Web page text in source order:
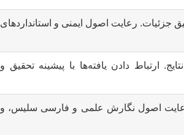
جزئیات. رعایت اصول ایمنی و استانداردهای
ارتباط دادن یافته‌ها با پیشینه تحقیق و
رعایت اصول نگارش علمی و فارسی سلیس، و